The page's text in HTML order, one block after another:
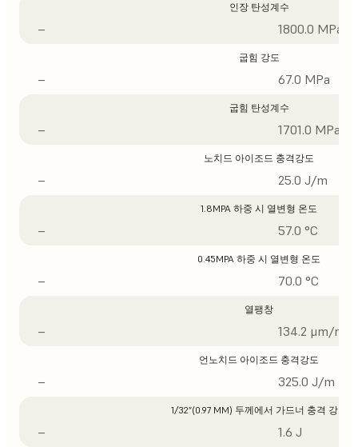
인장 탄성계수
– 1800.0 MPa
굽힘 강도
– 67.0 MPa
굽힘 탄성계수
– 1701.0 MPa
노치드 아이조드 충격강도
– 25.0 J/m
1.8MPA 하중 시 열변형 온도
– 57.0 °C
0.45MPA 하중 시 열변형 온도
– 70.0 °C
열팽창
– 134.2 μm/m/
언노치드 아이조드 충격강도
– 325.0 J/m
1/32”(0.97 MM) 두께에서 가드너 충격 강도
– 1.6 J